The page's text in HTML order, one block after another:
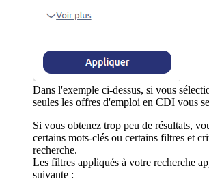
Dans l'exemple ci-dessus, si vous
seules les offres d'emploi en CDI vous
Si vous obtenez trop peu de résultats,
certains mots-clés ou certains filtres et
recherche.
Les filtres appliqués à votre recherche
suivante :